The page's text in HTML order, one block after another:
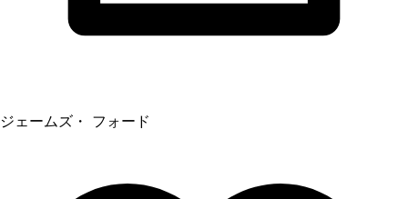
ジェームズ・ フォード